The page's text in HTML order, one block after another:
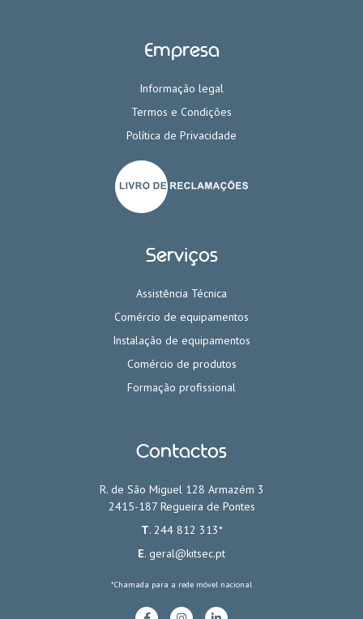
Empresa
Informação legal
Termos e Condições
Política de Privacidade
Serviços
Assistência Técnica
Comércio de equipamentos
Instalação de equipamentos
Comércio de produtos
Formação profissional
Contactos
R. de São Miguel 128 Armazém 3
2415-187 Regueira de Pontes
T. 244 812 313*
E. geral@kitsec.pt
*Chamada para a rede móvel nacional